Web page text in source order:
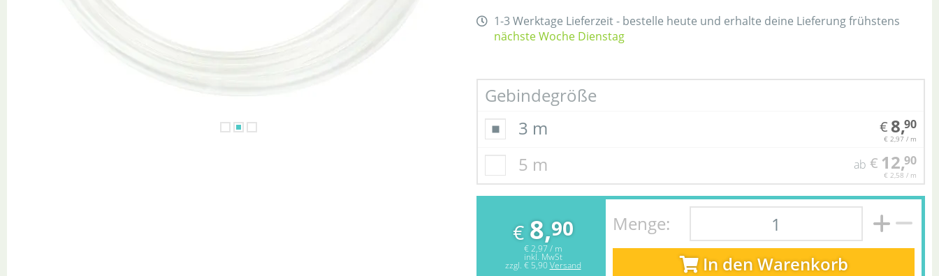
1-3 Werktage Lieferzeit - bestelle heute und erhalte deine Lieferung frühstens
nächste Woche Dienstag
Gebindegröße
3 m
€ 8,90
€ 2,97 / m
5 m ab € 12,90
€ 2,58 / m
€ 8,90
€ 2,97 / m
inkl. MwSt
zzgl. € 5,90 Versand
Menge:
In den Warenkorb